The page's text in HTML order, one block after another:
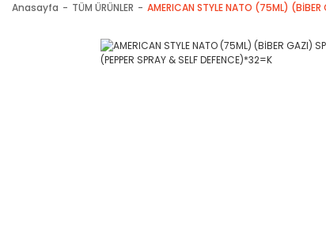
Anasayfa TÜM ÜRÜNLER AMERICAN STYLE NATO (75ML) (BİBER